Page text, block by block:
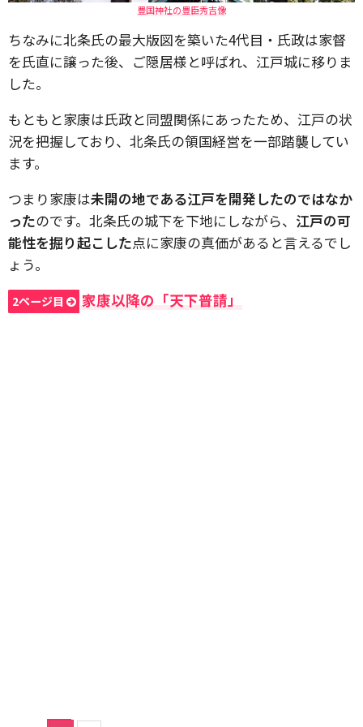
豊国神社の豊臣秀吉像
ちなみに北条氏の最大版図を築いた4代目・氏政は家督
を氏直に譲った後、ご隠居様と呼ばれ、江戸城に移りま
した。
もともと家康は氏政と同盟関係にあったため、江戸の状
況を把握しており、北条氏の領国経営を一部踏襲してい
ます。
つまり家康は未開の地である江戸を開発したのではなか
ったのです。北条氏の城下を下地にしながら、 江戸の可
能性を掘り起こした点に家康の真価があると言えるでし
ょう。
2ページ目 家康以降の「天下普請」